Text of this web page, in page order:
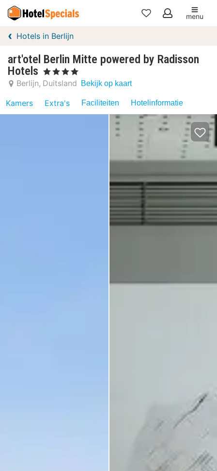
Mijn
menu
Hotels in Berlijn
art'otel Berlin Mitte powered by Radisson
Hotels
, 4 Sterren
Berlijn Duitsland Bekijk op kaart
Kamers Extra's Faciliteiten Hotelinformatie